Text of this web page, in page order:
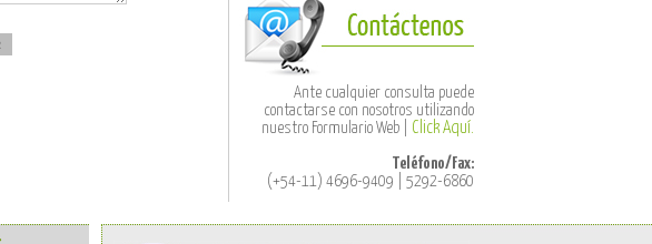
Ante cualquier consulta puede
contactarse con nosotros utilizando
nuestro Formulario Web | Click Aquí.
Teléfono/Fax:
(+54-11) 4696-9409 | 5292-6860